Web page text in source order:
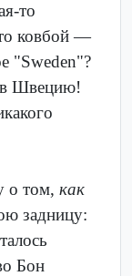
то
ковбой —
"Sweden"?
в Швецию!
о том, как
задницу:
Бон